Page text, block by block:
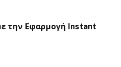
την Εφαρμογή Instant